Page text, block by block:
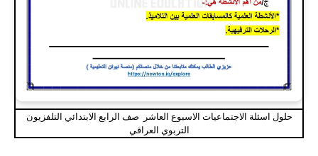
حلول اسئلة الاجتماعيات الاسبوع العاشر صف الرابع الابتدائي التلفزيون
التربوي العراقي